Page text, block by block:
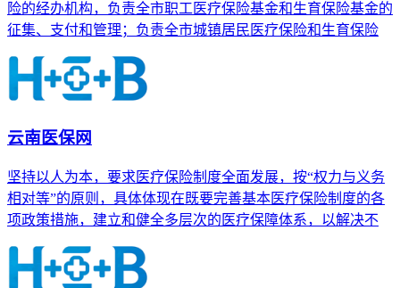
险的经办机构，负责全市职工医疗保险基金和生育保险基金的
征集、支付和管理；负责全市城镇居民医疗保险和生育保险
云南医保网
坚持以人为本，要求医疗保险制度全面发展，按“权力与义务
相对等”的原则，具体体现在既要完善基本医疗保险制度的各
项政策措施，建立和健全多层次的医疗保障体系，以解决不